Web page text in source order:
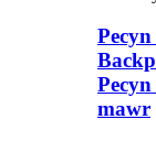
mawr